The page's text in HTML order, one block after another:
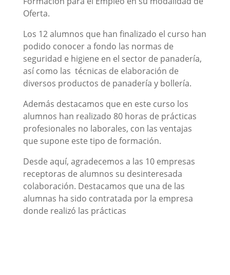
Oferta.
Los 12 alumnos que han finalizado el curso han
podido conocer a fondo las normas de
seguridad e higiene en el sector de panadería,
así como las técnicas de elaboración de
diversos productos de panadería y bollería.
Además destacamos que en este curso los
alumnos han realizado 80 horas de prácticas
profesionales no laborales, con las ventajas
que supone este tipo de formación.
Desde aquí, agradecemos a las 10 empresas
receptoras de alumnos su desinteresada
colaboración. Destacamos que una de las
alumnas ha sido contratada por la empresa
donde realizó las prácticas